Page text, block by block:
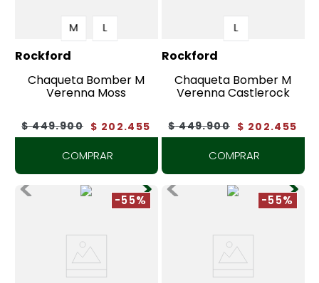
M L
Rockford
Chaqueta Bomber M
Verenna Moss
$ 449.900 $ 202.455
COMPRAR
L
Rockford
Chaqueta Bomber M
Verenna Castlerock
$ 449.900 $ 202.455
COMPRAR
-55% -55%